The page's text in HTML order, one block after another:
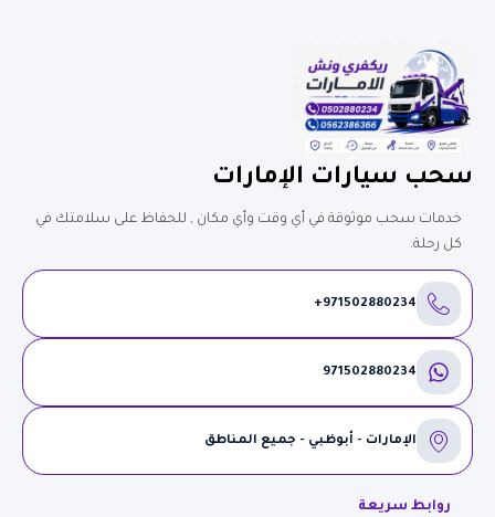
سحب سيارات الإمارات
خدمات سحب موثوقة في أي وقت وأي مكان , للحفاظ على سلامتك في
كل رحلة.
971502880234+
971502880234
الإمارات - أبوظبي - جميع المناطق
روابط سريعة